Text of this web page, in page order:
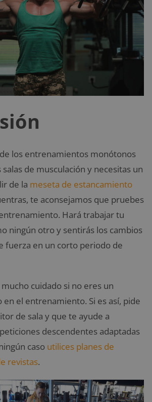
de los entrenamientos monótonos
salas de musculación y necesitas un
de la meseta de estancamiento
te aconsejamos que pruebes
Hará trabajar tu
ningún otro y sentirás los cambios
fuerza en un corto periodo de
cuidado si no eres un
en el entrenamiento. Si es así, pide
de sala y que te ayude a
descendentes adaptadas
caso utilices planes de
revistas.